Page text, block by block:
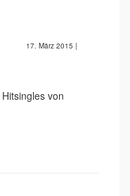
17. März 2015 |
von